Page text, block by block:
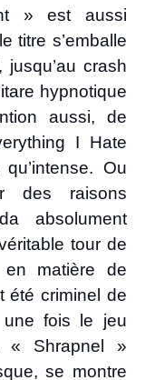
» est aussi
titre s’emballe
crash
hypnotique
aussi, de
I Hate
Ou
des raisons
absolument
tour de
matière de
été criminel de
fois le jeu
« Shrapnel »
se montre